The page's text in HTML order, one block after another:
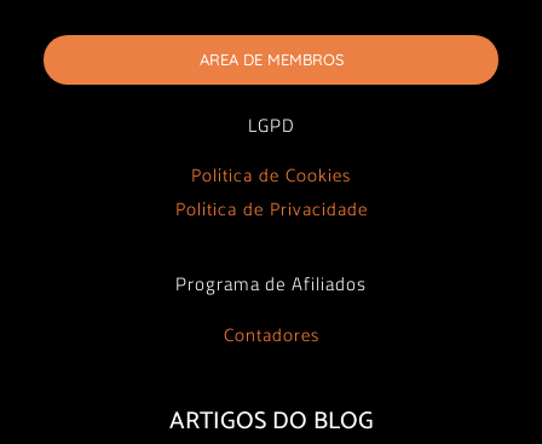
AREA DE MEMBROS
LGPD
Política de Cookies
Política de Privacidade
Programa de Afiliados
Contadores
ARTIGOS DO BLOG